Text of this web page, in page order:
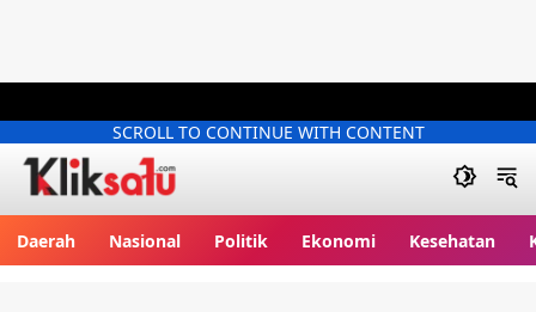
SCROLL TO CONTINUE WITH CONTENT
Daerah Nasional Politik Ekonomi Kesehatan